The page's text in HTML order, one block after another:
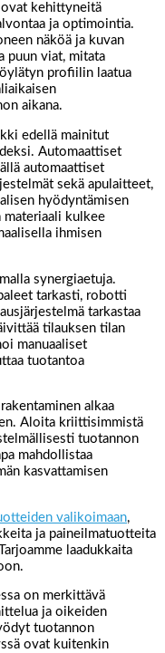
ovat kehittyneitä
ja optimointia.
näköä ja kuvan
puun viat, mitata
profiilin laatua
aikana.
edellä mainitut
Automaattiset
automaattiset
sekä apulaitteet,
hyödyntämisen
materiaali kulkee
ihmisen
synergiaetuja.
tarkasti, robotti
tarkastaa
tilauksen tilan
manuaaliset
tuotantoa
alkaa
Aloita kriittisimmistä
tuotannon
mahdollistaa
kasvattamisen
valikoimaan,
ja paineilmatuotteita
laadukkaita
on merkittävä
ja oikeiden
tuotannon
ovat kuitenkin